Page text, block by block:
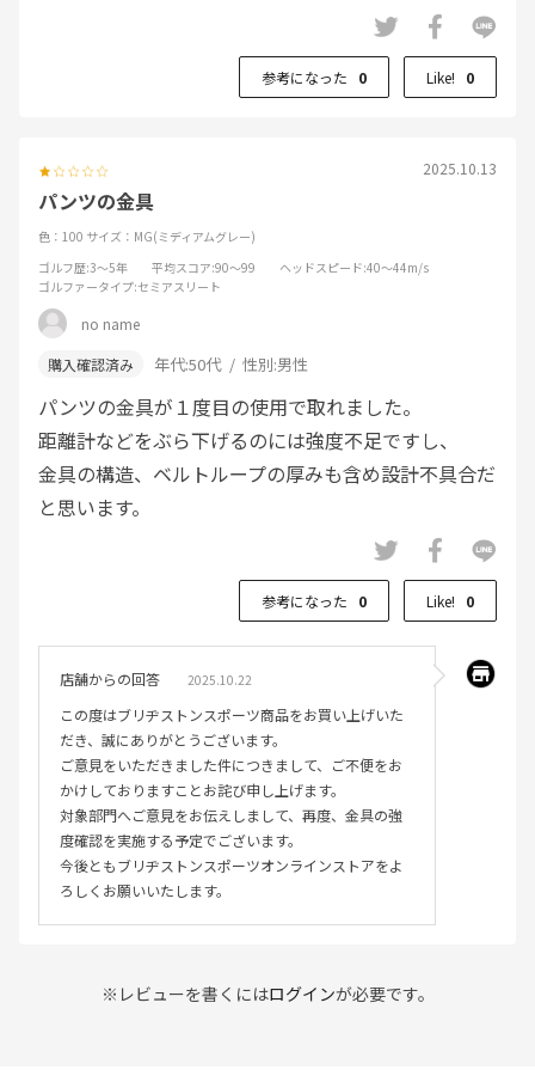
参考になった 0 Like! 0
2025.10.13
パンツの金具
色：100 サイズ：MG(ミディアムグレー)
ゴルフ歴:3～5年 平均スコア:90～99 ヘッドスピード:40～44m/s
ゴルファータイプ:セミアスリート
no name
年代:50代 性別:男性
パンツの金具が１度目の使用で取れました。
距離計などをぶら下げるのには強度不足ですし、
金具の構造、ベルトループの厚みも含め設計不具合だ
と思います。
参考になった 0 Like! 0
店舗からの回答 2025.10.22
この度はブリヂストンスポーツ商品をお買い上げいた
だき、誠にありがとうございます。
ご意見をいただきました件につきまして、ご不便をお
かけしておりますことお詫び申し上げます。
対象部門へご意見をお伝えしまして、再度、金具の強
度確認を実施する予定でございます。
今後ともブリヂストンスポーツオンラインストアをよ
ろしくお願いいたします。
※レビューを書くにはログインが必要です。